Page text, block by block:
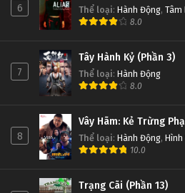
6 Thể loại: Hành Động, Tâm
8.0
7
Tây Hành Kỷ (Phần 3)
Thể loại: Hành Động
8.0
8
Vây Hãm: Kẻ Trừng
Thể loại: Hành Động, Hình
10.0
Trạng Cãi (Phần 13)